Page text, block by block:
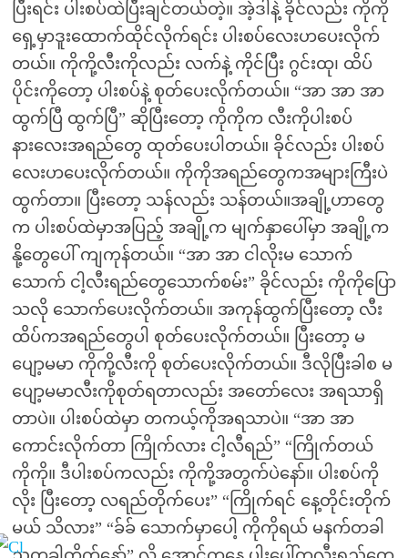
ပြီးရင်း ပါးစပ်ထဲပြီးချင်တယ်တဲ့။ အဲ့ဒါနဲ့ ခိုင်လည်း ကိုကို
ရှေ့မှာဒူးထောက်ထိုင်လိုက်ရင်း ပါးစပ်လေးဟပေးလိုက်
တယ်။ ကိုကို့လီးကိုလည်း လက်နဲ့ ကိုင်ပြီး ဂွင်းထု၊ ထိပ်
ပိုင်းကိုတော့ ပါးစပ်နဲ့ စုတ်ပေးလိုက်တယ်။ “အာ အာ အာ
ထွက်ပြီ ထွက်ပြီ” ဆိုပြီးတော့ ကိုကိုက လီးကိုပါးစပ်
နားလေးအရည်တွေ ထုတ်ပေးပါတယ်။ ခိုင်လည်း ပါးစပ်
လေးဟပေးလိုက်တယ်။ ကိုကိုအရည်တွေကအများကြီးပဲ
ထွက်တာ။ ပြီးတော့ သန်လည်း သန်တယ်။အချို့ဟာတွေ
က ပါးစပ်ထဲမှာအပြည့် အချို့က မျက်နှာပေါ်မှာ အချို့က
နို့တွေပေါ် ကျကုန်တယ်။ “အာ အာ ငါလိုးမ သောက်
သောက် ငါ့လီးရည်တွေသောက်စမ်း” ခိုင်လည်း ကိုကိုပြော
သလို သောက်ပေးလိုက်တယ်။ အကုန်ထွက်ပြီးတော့ လီး
ထိပ်ကအရည်တွေပါ စုတ်ပေးလိုက်တယ်။ ပြီးတော့ မ
ပျော့မမာ ကိုကို့လီးကို စုတ်ပေးလိုက်တယ်။ ဒီလိုပြီးခါစ မ
ပျော့မမာလီးကိုစုတ်ရတာလည်း အတော်လေး အရသာရှိ
တာပဲ။ ပါးစပ်ထဲမှာ တကယ့်ကိုအရသာပဲ။ “အာ အာ
ကောင်းလိုက်တာ ကြိုက်လား ငါ့လီရည်” “ကြိုက်တယ်
ကိုကို။ ဒီပါးစပ်ကလည်း ကိုကို့အတွက်ပဲနော်။ ပါးစပ်ကို
လိုး ပြီးတော့ လရည်တိုက်ပေး” “ကြိုက်ရင် နေ့တိုင်းတိုက်
မယ် သိလား” “ခ်ခ် သောက်မှာပေါ့ ကိုကိုရယ် မနက်တခါ